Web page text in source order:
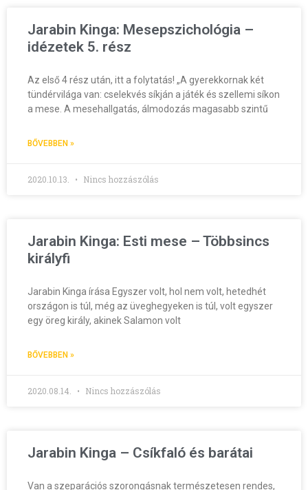
Jarabin Kinga: Mesepszichológia –
idézetek 5. rész
Az első 4 rész után, itt a folytatás! „A gyerekkornak két
tündérvilága van: cselekvés síkján a játék és szellemi síkon
a mese. A mesehallgatás, álmodozás magasabb szintű
BŐVEBBEN »
2020.10.13. Nincs hozzászólás
Jarabin Kinga: Esti mese – Többsincs
királyfi
Jarabin Kinga írása Egyszer volt, hol nem volt, hetedhét
országon is túl, még az üveghegyeken is túl, volt egyszer
egy öreg király, akinek Salamon volt
BŐVEBBEN »
2020.08.14. Nincs hozzászólás
Jarabin Kinga – Csíkfaló és barátai
Van a szeparációs szorongásnak természetesen rendes,